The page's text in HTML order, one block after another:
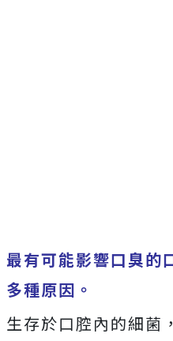
最有可能影響口臭的
多種原因。
生存於口腔內的細菌